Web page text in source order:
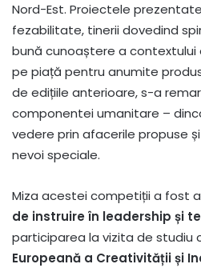
Nord-Est. Proiectele
fezabilitate, tinerii dovedind
bună cunoaștere a contextului
pe piață pentru anumite
de edițiile anterioare, s-a
componentei umanitare –
vedere prin afacerile propuse
nevoi speciale.
Miza acestei competiții a fost
de instruire în leadership și
participarea la vizita de studiu
Europeană a Creativității și